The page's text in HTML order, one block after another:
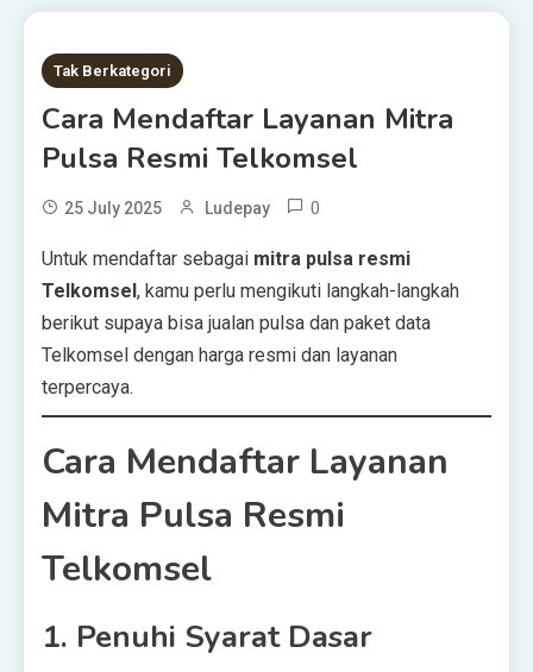
2 MINS READ
Tak Berkategori
Cara Mendaftar Layanan Mitra
Pulsa Resmi Telkomsel
25 July 2025 Ludepay 0
Untuk mendaftar sebagai mitra pulsa resmi
Telkomsel, kamu perlu mengikuti langkah-langkah
berikut supaya bisa jualan pulsa dan paket data
Telkomsel dengan harga resmi dan layanan
terpercaya.
Cara Mendaftar Layanan
Mitra Pulsa Resmi
Telkomsel
1. Penuhi Syarat Dasar